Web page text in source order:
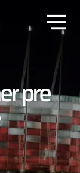
pre